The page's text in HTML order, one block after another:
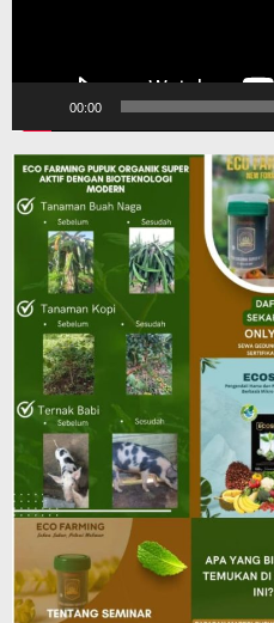
00:00